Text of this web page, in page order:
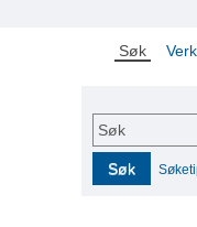
Søk
Søk
Søk